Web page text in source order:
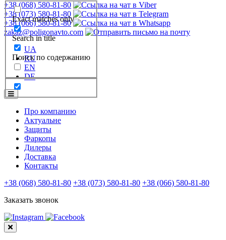
Exact matches only
Search in title
Поиск по содержанию
+38 (068) 580-81-80
+38 (073) 580-81-80
+38 (066) 580-81-80
zakaz@poligonavto.com
UA
RU
EN
DE
Про компанию
Актуальне
Защиты
Фаркопы
Дилеры
Доставка
Контакты
+38 (068) 580-81-80 +38 (073) 580-81-80 +38 (066) 580-81-80
Заказать звонок